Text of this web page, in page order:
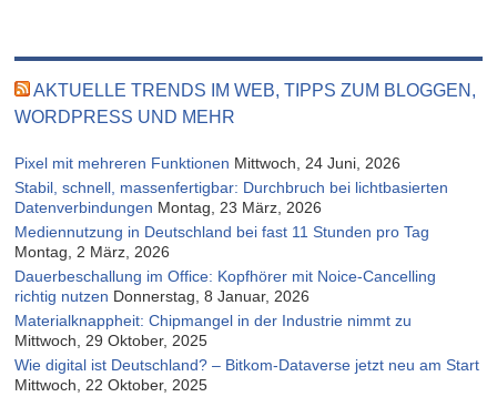
AKTUELLE TRENDS IM WEB, TIPPS ZUM BLOGGEN,
WORDPRESS UND MEHR
Pixel mit mehreren Funktionen Mittwoch, 24 Juni, 2026
Stabil, schnell, massenfertigbar: Durchbruch bei lichtbasierten
Datenverbindungen Montag, 23 März, 2026
Mediennutzung in Deutschland bei fast 11 Stunden pro Tag
Montag, 2 März, 2026
Dauerbeschallung im Office: Kopfhörer mit Noice-Cancelling
richtig nutzen Donnerstag, 8 Januar, 2026
Materialknappheit: Chipmangel in der Industrie nimmt zu
Mittwoch, 29 Oktober, 2025
Wie digital ist Deutschland? – Bitkom-Dataverse jetzt neu am Start
Mittwoch, 22 Oktober, 2025